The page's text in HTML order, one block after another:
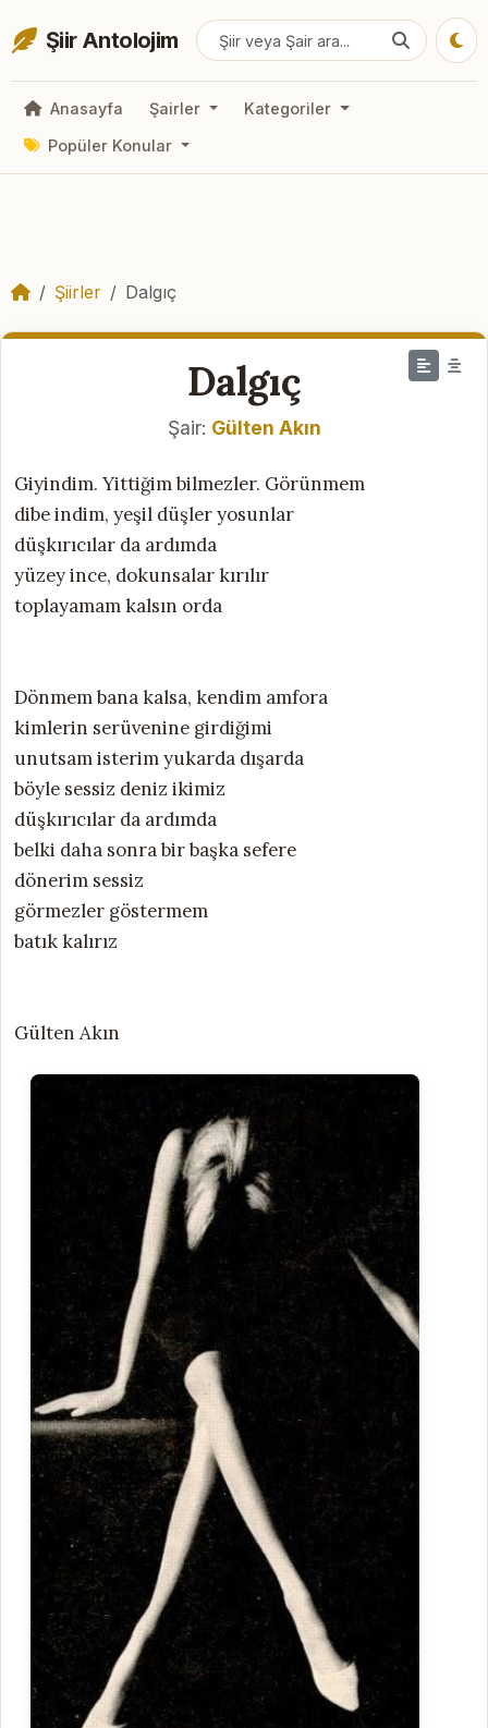
Şiir Antolojim
Anasayfa Şairler
Kategoriler
Popüler Konular
Şiirler Dalgıç
Dalgıç
Şair: Gülten Akın
Giyindim. Yittiğim bilmezler. Görünmem
dibe indim, yeşil düşler yosunlar
düşkırıcılar da ardımda
yüzey ince, dokunsalar kırılır
toplayamam kalsın orda
Dönmem bana kalsa, kendim amfora
kimlerin serüvenine girdiğimi
unutsam isterim yukarda dışarda
böyle sessiz deniz ikimiz
düşkırıcılar da ardımda
belki daha sonra bir başka sefere
dönerim sessiz
görmezler göstermem
batık kalırız
Gülten Akın